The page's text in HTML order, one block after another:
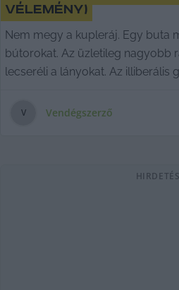
vélemény)
Nem megy a kupleráj. Egy buta
bútorokat. Az üzletileg nagyobb
lecseréli a lányokat. Az illiberális
V Vendégszerző
HIRDETÉS